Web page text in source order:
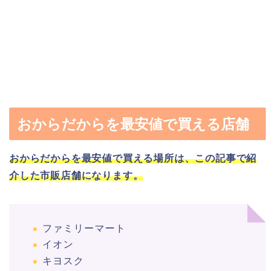
おからだからを最安値で買える店舗
おからだからを最安値で買える場所は、この記事で紹
介した市販店舗になります。
ファミリーマート
イオン
キヨスク